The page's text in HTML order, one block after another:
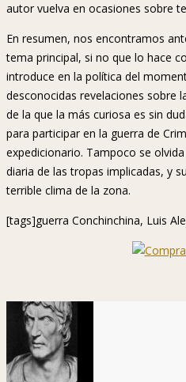
autor vuelva en ocasiones sobre
En resumen, nos encontramos
tema principal, si no que lo hace
introduce en la política del
desconocidas revelaciones sobre
de la que la más curiosa es sin
para participar en la guerra de
expedicionario. Tampoco se
diaria de las tropas implicadas, y
terrible clima de la zona.
[tags]guerra Conchinchina, Luis